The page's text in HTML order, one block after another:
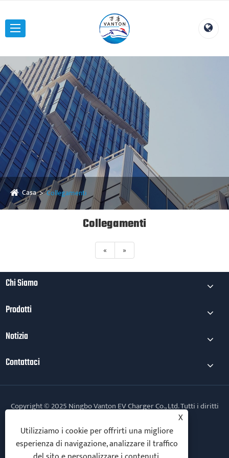
Casa Collegamenti
Collegamenti
« »
Chi Siamo
Prodotti
Notizia
Contattaci
Copyright © 2025 Ningbo Vanton EV Charger Co., Ltd. Tutti i diritti
Follow Us
X
Utilizziamo i cookie per offrirti una migliore
esperienza di navigazione, analizzare il traffico